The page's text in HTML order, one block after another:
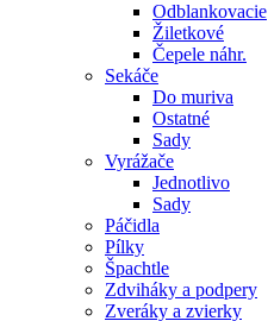
Odblankovacie
Žiletkové
Čepele náhr.
Sekáče
Do muriva
Ostatné
Sady
Vyrážače
Jednotlivo
Sady
Páčidla
Pílky
Špachtle
Zdviháky a podpery
Zveráky a zvierky